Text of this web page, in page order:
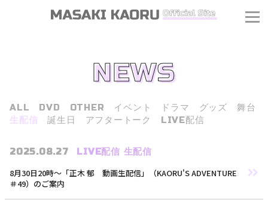
NEWS
ALL DVD OTHER イベント ドラマ グッズ
舞台
生配信
誕生日 アフタートーク LIVE配信
2025.08.27 LIVE配信 生配信
8月30日20時〜「正木 郁 動画生配信」（KAORU'S ADVENTURE
＃49）のご案内